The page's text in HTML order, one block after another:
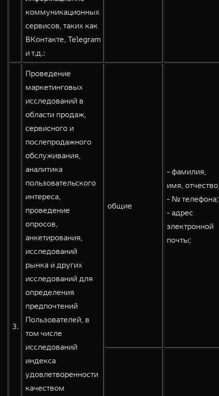
коммуникационных
сервисов, таких как
ВКонтакте, Telegram
и т.д.:
3.
Проведение
маркетинговых
исследований в
области продаж,
сервисного и
послепродажного
обслуживания,
аналитика
пользовательского
интереса,
проведение
опросов,
анкетирования,
исследований
рынка и других
исследований для
определения
предпочтений
Пользователей, в
том числе
исследований
индекса
удовлетворенности
качеством
общие
- фамилия,
имя,
- № телефона;
- адрес
электронной
почты;